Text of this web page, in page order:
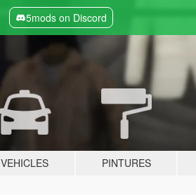
5mods on Discord
VEHICLES PINTURES